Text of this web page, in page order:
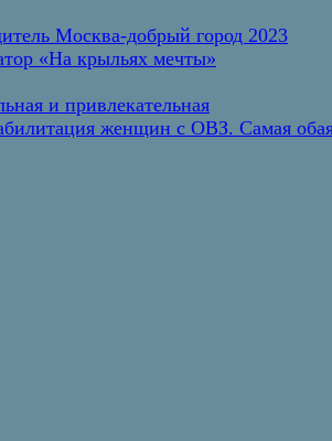
Москва-добрый город 2023
«На крыльях мечты»
и привлекательная
женщин с ОВЗ. Самая